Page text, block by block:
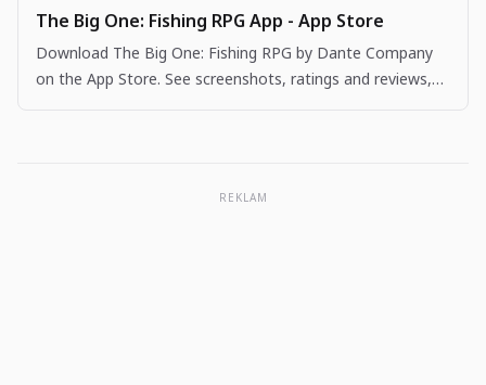
The Big One: Fishing RPG App - App Store
Download The Big One: Fishing RPG by Dante Company
on the App Store. See screenshots, ratings and reviews,
REKLAM